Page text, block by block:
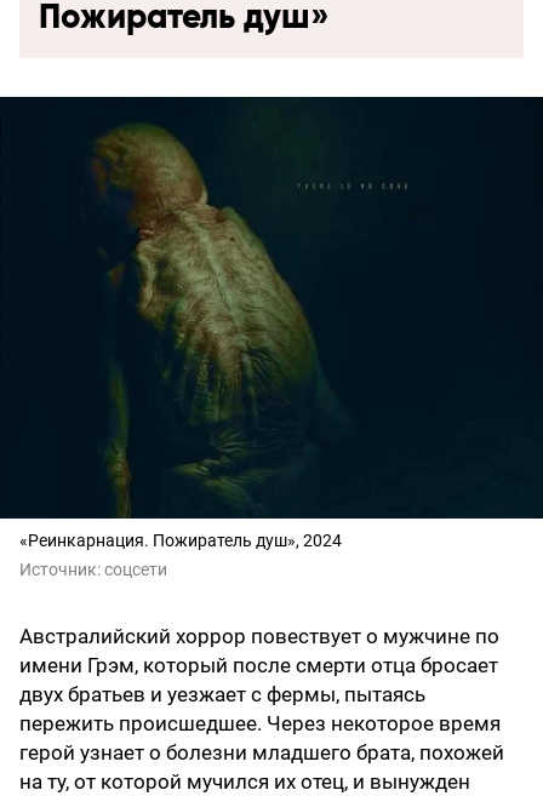
Пожиратель душ»
«Реинкарнация. Пожиратель душ», 2024
Источник:соцсети
Австралийский хоррор повествует о мужчине по
имени Грэм, который после смерти отца бросает
двух братьев и уезжает с фермы, пытаясь
пережить происшедшее. Через некоторое время
герой узнает о болезни младшего брата, похожей
на ту, от которой мучился их отец, и вынужден